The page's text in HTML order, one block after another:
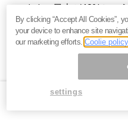
います。日本が42%とい
By clicking “Accept All Cookies”,
your device to enhance site
our marketing efforts.Coolie policy
settings